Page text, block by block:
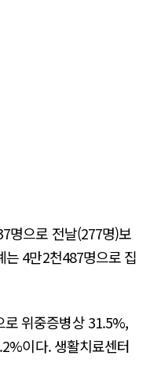
명으로 전날(277명)보
는 4만2천487명으로 집
로 위중증병상 31.5%,
이다. 생활치료센터